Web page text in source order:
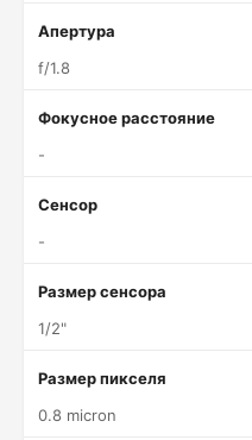
Апертура
f/1.8
Фокусное расстояние
-
Сенсор
-
Размер сенсора
1/2"
Размер пикселя
0.8 micron